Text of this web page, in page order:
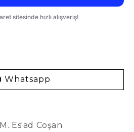
Whatsapp
Es'ad Coşan